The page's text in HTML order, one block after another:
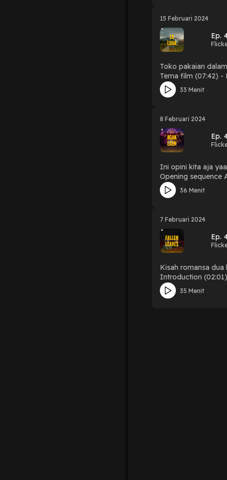
15 Februari 2024
Ep.
Toko pakaian dalam di
Tema film (07:42) - Karakter (10:22) - Cast performance (11:14) - Ekspektasi nonton (14:47) -
33 Menit
8 Februari 2024
Ep.
Ini opini kita aja yaa 😬🙏
Opening sequence Agak
(33:25) - Conclusion
36 Menit
7 Februari 2024
Ep.
Kisah romansa dua
Introduction
Overall impression,
35 Menit